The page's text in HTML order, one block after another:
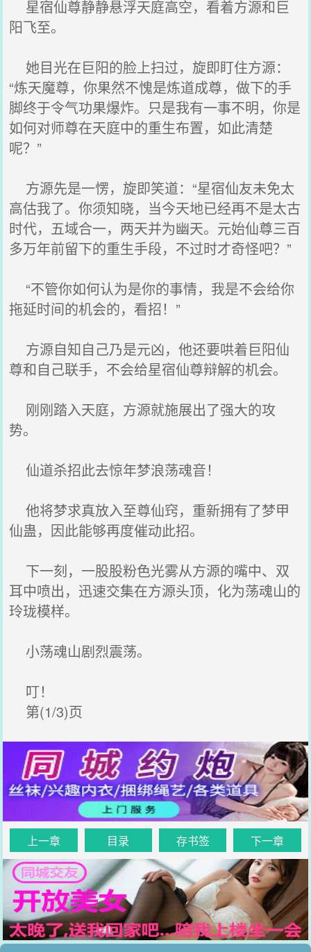
星宿仙尊静静悬浮天庭高空，看着方源和巨
阳飞至。
她目光在巨阳的脸上扫过，旋即盯住方源：
“炼天魔尊，你果然不愧是炼道成尊，做下的手
脚终于令气功果爆炸。只是我有一事不明，你是
如何对师尊在天庭中的重生布置，如此清楚
呢？”
方源先是一愣，旋即笑道：“星宿仙友未免太
高估我了。你须知晓，当今天地已经再不是太古
时代，五域合一，两天并为幽天。元始仙尊三百
多万年前留下的重生手段，不过时才奇怪吧？”
“不管你如何认为是你的事情，我是不会给你
拖延时间的机会的，看招！”
方源自知自己乃是元凶，他还要哄着巨阳仙
尊和自己联手，不会给星宿仙尊辩解的机会。
刚刚踏入天庭，方源就施展出了强大的攻
势。
仙道杀招此去惊年梦浪荡魂音！
他将梦求真放入至尊仙窍，重新拥有了梦甲
仙蛊，因此能够再度催动此招。
下一刻，一股股粉色光雾从方源的嘴中、双
耳中喷出，迅速交集在方源头顶，化为荡魂山的
玲珑模样。
小荡魂山剧烈震荡。
叮！
第(1/3)页
上一章 目录 存书签 下一章